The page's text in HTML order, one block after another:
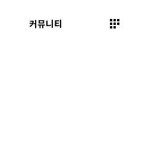
커뮤니티